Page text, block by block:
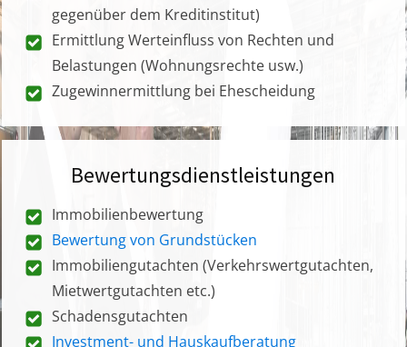
gegenüber dem Kreditinstitut)
Ermittlung Werteinfluss von Rechten und
Belastungen (Wohnungsrechte usw.)
Zugewinnermittlung bei Ehescheidung
Bewertungsdienstleistungen
Immobilienbewertung
Bewertung von Grundstücken
Immobiliengutachten (Verkehrswertgutachten,
Mietwertgutachten etc.)
Schadensgutachten
Investment- und Hauskaufberatung